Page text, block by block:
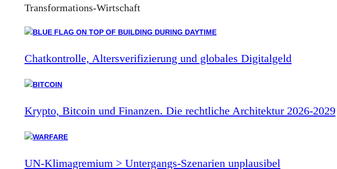
Transformations-Wirtschaft
Chatkontrolle, Altersverifizierung und globales Digitalgeld
Krypto, Bitcoin und Finanzen. Die rechtliche Architektur 2026-2029
UN-Klimagremium > Untergangs-Szenarien unplausibel